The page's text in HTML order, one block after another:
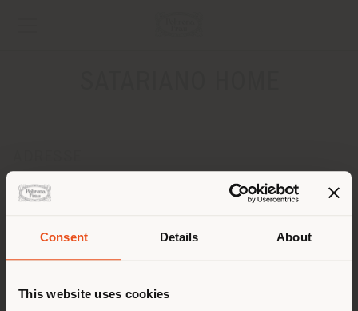
Consent Details About
This website uses cookies
122 Valley Road
Birchircara BKR 9024
KONTAKTE
Telefon +356 2149 2149